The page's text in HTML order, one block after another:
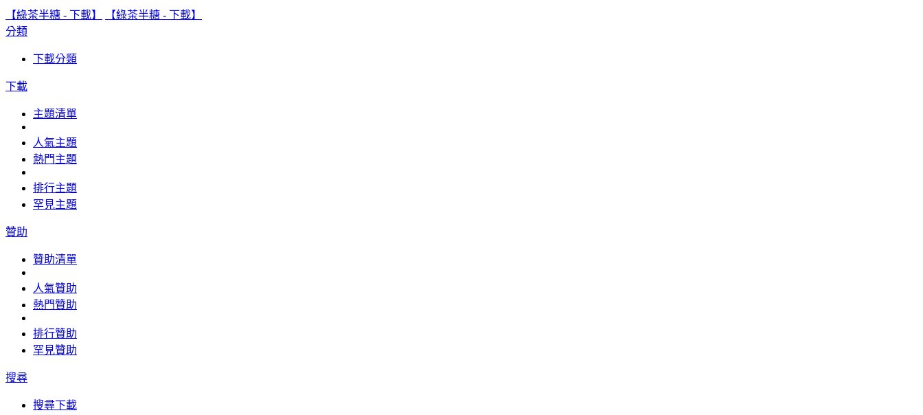
【綠茶半糖 - 下載】
【綠茶半糖 - 下載】
分類
下載分類
下載
主題清單
人氣主題
熱門主題
排行主題
罕見主題
贊助
贊助清單
人氣贊助
熱門贊助
排行贊助
罕見贊助
搜尋
搜尋下載